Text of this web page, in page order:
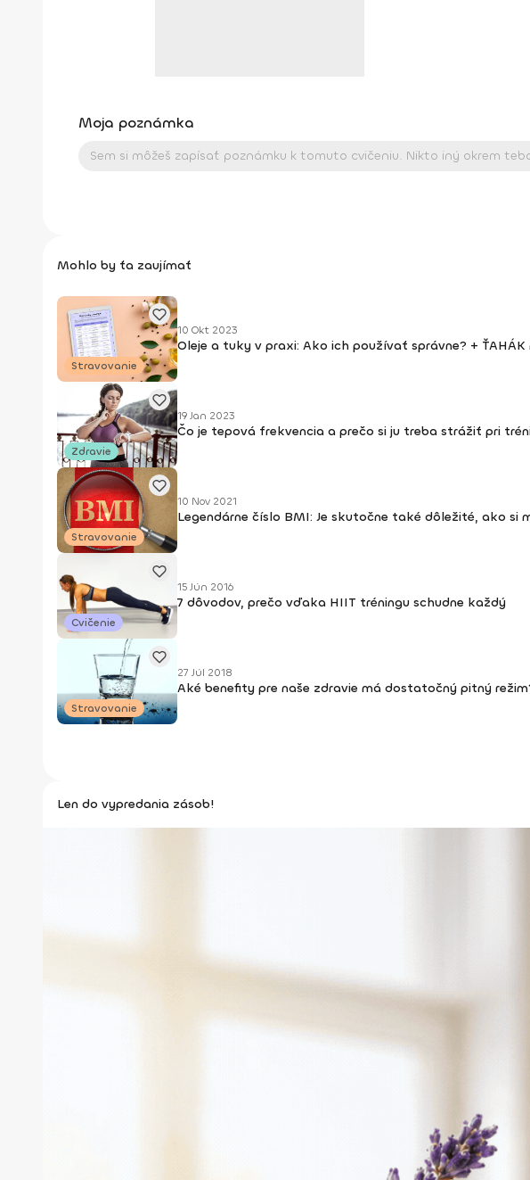
Moja poznámka
Mohlo by ťa zaujímať
Stravovanie
10 Okt 2023
Oleje a tuky v praxi: Ako ich používať správne? +
Zdravie
19 Jan 2023
Čo je tepová frekvencia a prečo si ju treba strážiť pri
Stravovanie
10 Nov 2021
Legendárne číslo BMI: Je skutočne také dôležité, ako si
Cvičenie
15 Jún 2016
7 dôvodov, prečo vďaka HIIT tréningu schudne každý
Stravovanie
27 Júl 2018
Aké benefity pre naše zdravie má dostatočný pitný
Len do vypredania zásob!